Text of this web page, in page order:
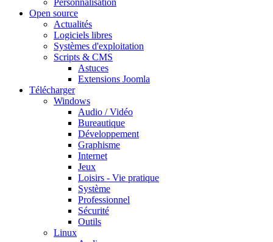
Personnalisation
Open source
Actualités
Logiciels libres
Systèmes d'exploitation
Scripts & CMS
Astuces
Extensions Joomla
Télécharger
Windows
Audio / Vidéo
Bureautique
Développement
Graphisme
Internet
Jeux
Loisirs - Vie pratique
Système
Professionnel
Sécurité
Outils
Linux